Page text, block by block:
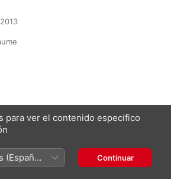
On Synth, Vol. 1
Rhéaume
para ver el contenido específico
(Español
Continuar